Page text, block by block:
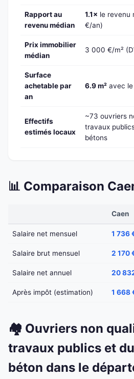
Rapport au
revenu médian
1.1× le revenu
€/an)
Prix immobilier
médian
3 000 €/m²
Surface
achetable par
an
6.9 m² avec
Effectifs
estimés locaux
~73 ouvriers
travaux
bétons
📊 Comparaison
Caen
Salaire net mensuel 1 736
Salaire brut mensuel 2 170
Salaire net annuel 20
Après impôt (estimation) 1 668
🏘️ Ouvriers non
travaux publics et
béton dans le